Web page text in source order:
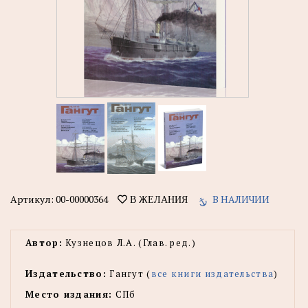
Артикул: 00-00000364 В ЖЕЛАНИЯ В НАЛИЧИИ
Автор: Кузнецов Л.А. (Глав. ред.)
Издательство: Гангут (все книги издательства)
Место издания: СПб